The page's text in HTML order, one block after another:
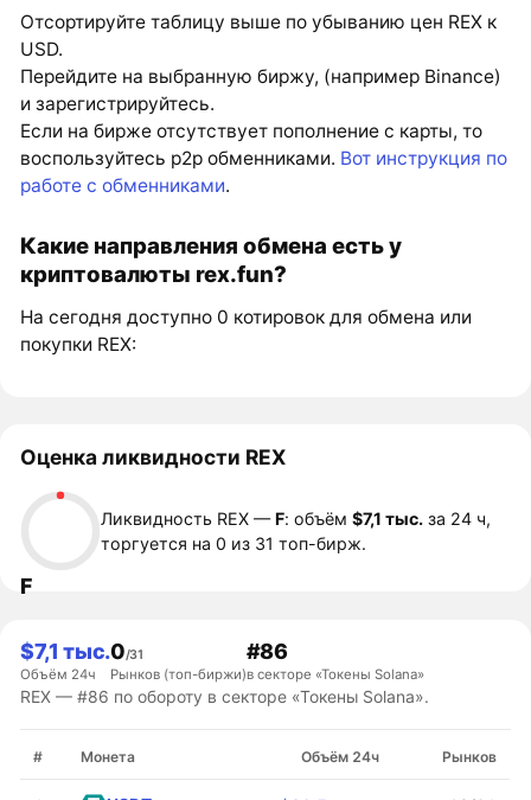
Отсортируйте таблицу выше по убыванию цен REX к
USD.
Перейдите на выбранную биржу, (например Binance)
и зарегистрируйтесь.
Если на бирже отсутствует пополнение с карты, то
воспользуйтесь p2p обменниками. Вот инструкция по
работе с обменниками.
Какие направления обмена есть у
криптовалюты rex.fun?
На сегодня доступно 0 котировок для обмена или
покупки REX:
Оценка ликвидности REX
F
Ликвидность REX —F: объём$7,1 тыс. за 24 ч,
торгуется на 0 из 31 топ-бирж.
$7,1 тыс.
Объём 24ч
0/31
Рынков (топ-биржи)
#86
в секторе «Токены Solana»
REX — #86 по обороту в секторе «Токены Solana».
# Монета Объём 24ч Рынков